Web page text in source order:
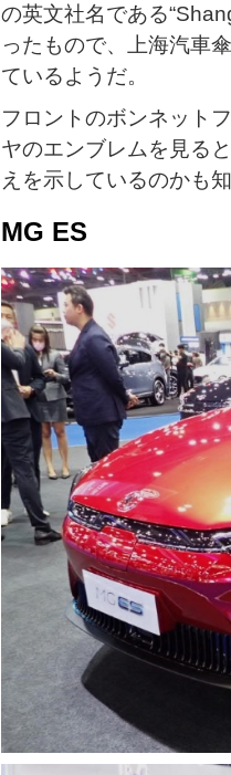
の英文社名である
ったもので、上海汽車
ているようだ。
フロントのボンネット
ヤのエンブレムを見る
えを示しているのかも知
MG ES